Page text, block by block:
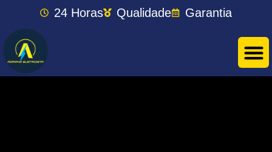
24 Horas Qualidade Garantia